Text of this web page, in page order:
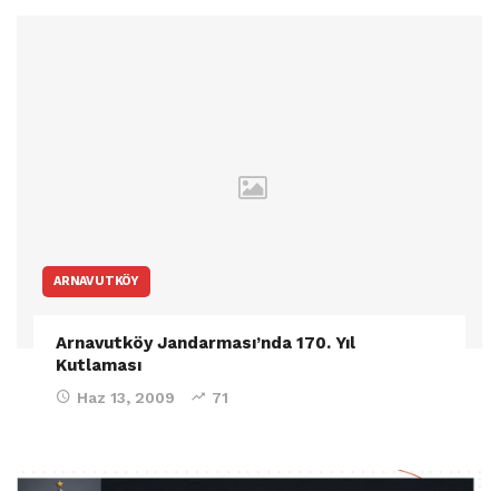
ARNAVUTKÖY
Arnavutköy Jandarması’nda 170. Yıl
Kutlaması
Haz 13, 2009 71